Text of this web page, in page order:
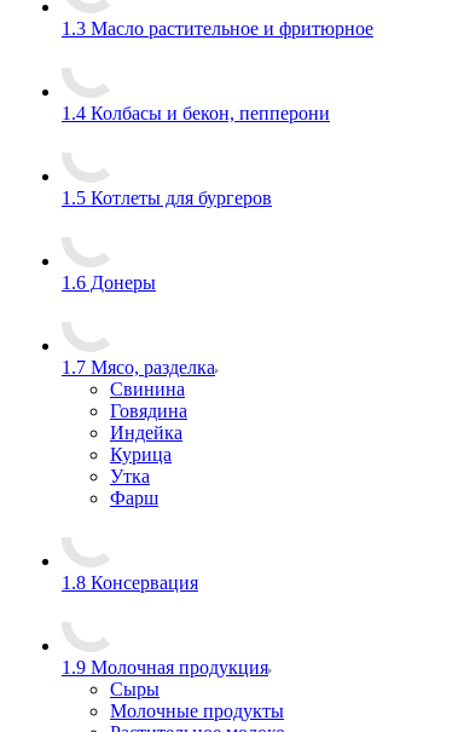
1.3 Масло растительное и фритюрное
1.4 Колбасы и бекон, пепперони
1.5 Котлеты для бургеров
1.6 Донеры
1.7 Мясо, разделка
Свинина
Говядина
Индейка
Курица
Утка
Фарш
1.8 Консервация
1.9 Молочная продукция
Сыры
Молочные продукты